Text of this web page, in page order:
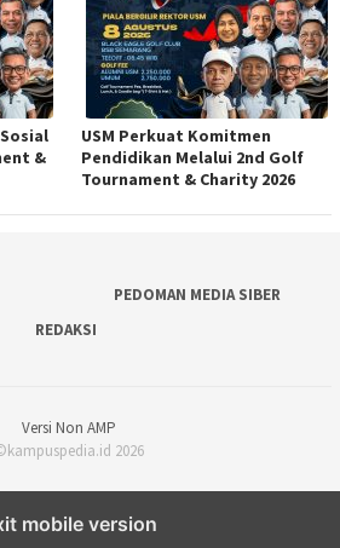
&
USM Perkuat Komitmen
Pendidikan Melalui 2nd Golf
Tournament & Charity 2026
PEDOMAN MEDIA SIBER
REDAKSI
Versi Non AMP
2026
mobile version